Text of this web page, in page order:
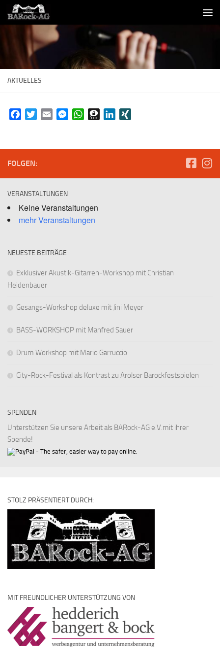
Skip to content
AKTUELLES
FacebookTwitterEmail MessengerWhatsAppThreemaLinkedIn
FOLGEN:
VERANSTALTUNGEN
Keine Veranstaltungen
mehr Veranstaltungen
NEUESTE BEITRÄGE
Exklusiver Akustik-Gitarren-Workshop mit Christian
Heidenbauer
Gesangs-Workshop deluxe mit Jini Meyer
BASS-WORKSHOP mit Manfred Sauer
Drum Workshop mit Mario Garruccio
City-Rock-Festival als Kontrast zu Arolser Barockfestspielen
SPENDEN
Unterstützen Sie unsere Arbeit als BARock-AG e.V.mit ihrer
Spende!
STOLZ PRÄSENTIERT DURCH:
MIT FREUNDLICHER UNTERSTÜTZUNG VON